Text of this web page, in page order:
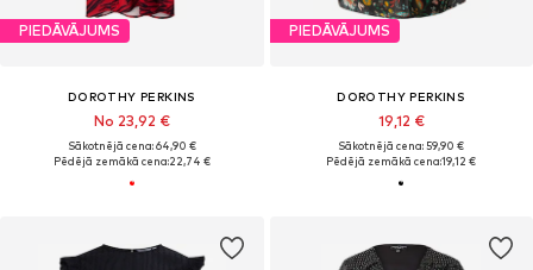
PIEDĀVĀJUMS
DOROTHY PERKINS
No 23,92 €
Sākotnējā cena: 64,90 €
Pēdējā zemākā cena:22,74 €
PIEDĀVĀJUMS
DOROTHY PERKINS
19,12 €
Sākotnējā cena: 59,90 €
Pēdējā zemākā cena:19,12 €